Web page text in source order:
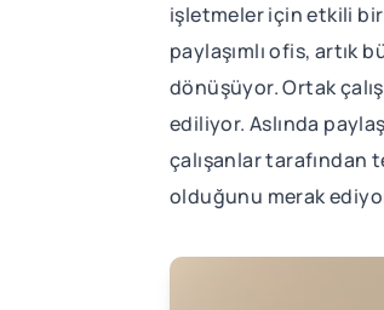
işletmeler için etkili
paylaşımlı ofis, artık
dönüşüyor. Ortak
ediliyor. Aslında
çalışanlar tarafından
olduğunu merak